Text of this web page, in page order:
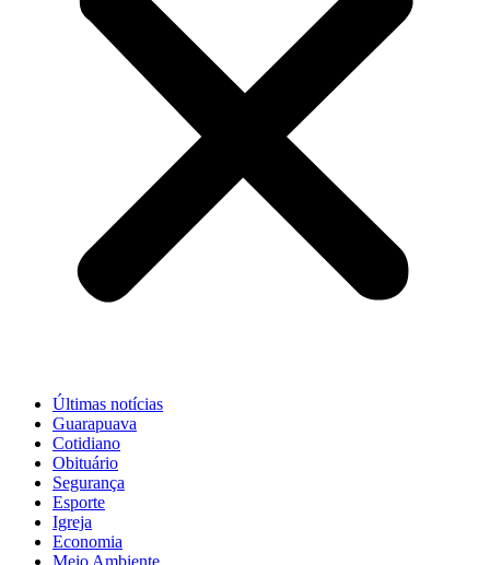
Últimas notícias
Guarapuava
Cotidiano
Obituário
Segurança
Esporte
Igreja
Economia
Meio Ambiente